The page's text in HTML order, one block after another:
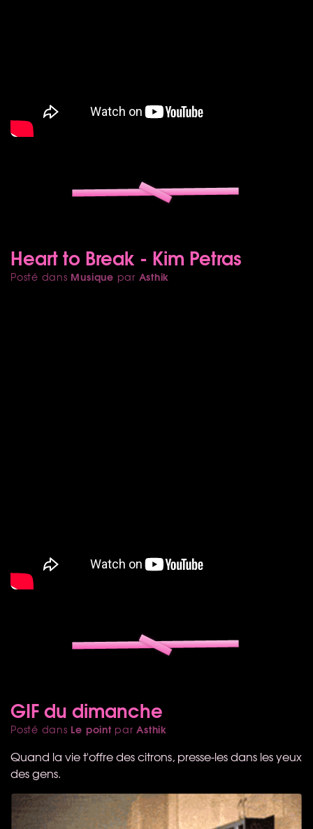
Heart to Break - Kim Petras
Posté dans Musique par Asthik
GIF du dimanche
Posté dans Le point parAsthik
Quand la vie t'offre des citrons, presse-les dans les yeux
des gens.